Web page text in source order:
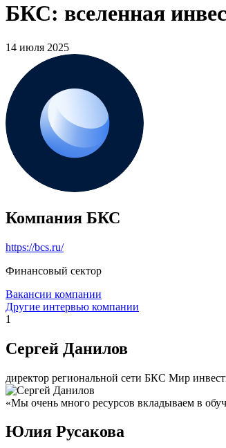
БКС: вселенная
14 июля 2025
Компания БКС
https://bcs.ru/
Финансовый сектор
Вакансии компании
Другие интервью компании
1
Сергей Данилов
директор региональной сети БКС Мир
«Мы очень много ресурсов вкладываем в
Юлия Русакова